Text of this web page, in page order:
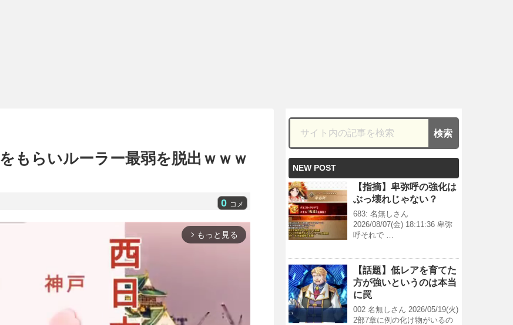
もらいルーラー最弱を脱出ｗｗｗ
0 コメ
arrow_forward_ios もっと見る
NEW POST
【指摘】卑弥呼の強化は
ぶっ壊れじゃない？
683: 名無しさん
2026/08/07(金) 18:11:36 卑弥
呼それで …
【話題】低レアを育てた
方が強いというのは本当
に罠
002 名無しさん 2026/05/19(火)
2部7章に例の化け物がいるの